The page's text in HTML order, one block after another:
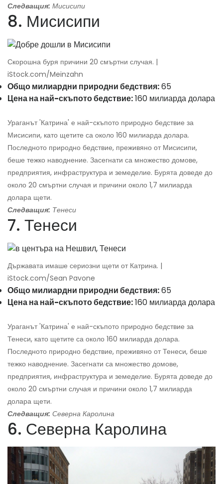
Следващия: Мисисипи
8. Мисисипи
Скорошна буря причини 20 смъртни случая. |
iStock.com/Meinzahn
Общо милиардни природни бедствия:65
Цена на най-скъпото бедствие:160 милиарда долара
Ураганът 'Катрина' е най-скъпото природно бедствие за
Мисисипи, като щетите са около 160 милиарда долара.
Последното природно бедствие, преживяно от Мисисипи,
беше тежко наводнение. Засегнати са множество домове,
предприятия, инфраструктура и земеделие. Бурята доведе до
около 20 смъртни случая и причини около 1,7 милиарда
долара щети.
Следващия: Тенеси
7. Тенеси
Държавата имаше сериозни щети от Катрина. |
iStock.com/Sean Pavone
Общо милиардни природни бедствия:65
Цена на най-скъпото бедствие:160 милиарда долара
Ураганът 'Катрина' е най-скъпото природно бедствие за
Тенеси, като щетите са около 160 милиарда долара.
Последното природно бедствие, преживяно от Тенеси, беше
тежко наводнение. Засегнати са множество домове,
предприятия, инфраструктура и земеделие. Бурята доведе до
около 20 смъртни случая и причини около 1,7 милиарда
долара щети.
Следващия: Северна Каролина
6. Северна Каролина